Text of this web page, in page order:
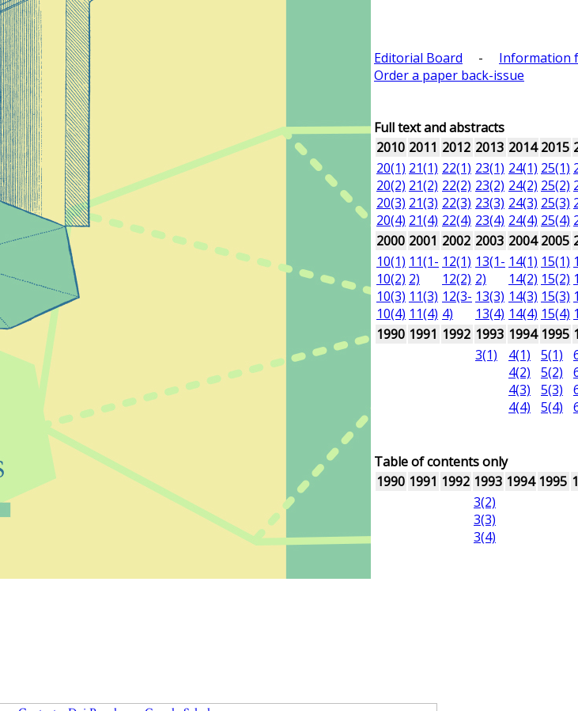
Editorial Board - Information
Order a paper back-issue
Full text and abstracts
2010 2011 2012 2013 2014 2015
20(1)
20(2)
20(3)
20(4)
21(1)
21(2)
21(3)
21(4)
22(1)
22(2)
22(3)
22(4)
23(1)
23(2)
23(3)
23(4)
24(1)
24(2)
24(3)
24(4)
25(1)
25(2)
25(3)
25(4)
2000 2001 2002 2003 2004 2005
10(1)
10(2)
10(3)
10(4)
11(1-
2)
11(3)
11(4)
12(1)
12(2)
12(3-
4)
13(1-
2)
13(3)
13(4)
14(1)
14(2)
14(3)
14(4)
15(1)
15(2)
15(3)
15(4)
1990 1991 1992 1993 1994 1995
3(1)
4(1)
4(2)
4(3)
4(4)
5(1)
5(2)
5(3)
5(4)
Table of contents only
1990 1991 1992 1993 1994 1995
3(2)
3(3)
3(4)